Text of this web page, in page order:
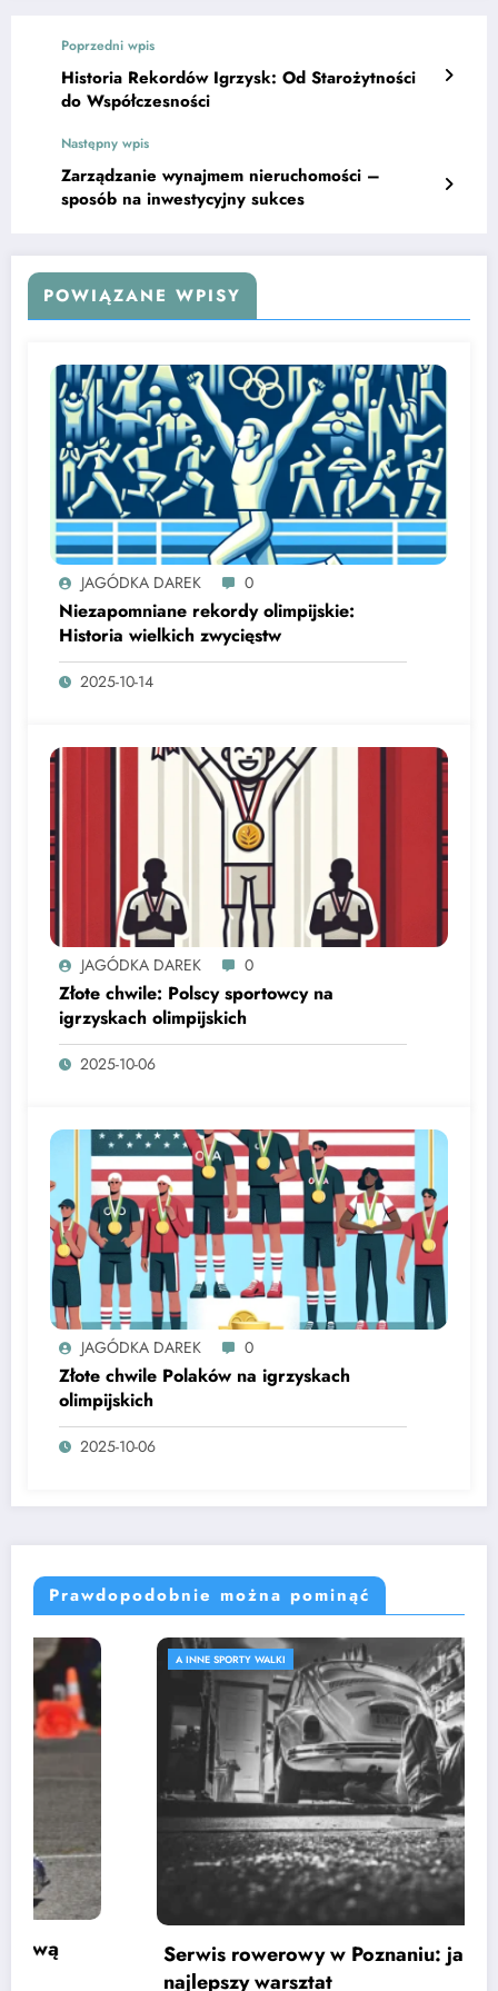
Poprzedni wpis
Historia Rekordów Igrzysk: Od Starożytności
do Współczesności
Następny wpis
Zarządzanie wynajmem nieruchomości –
sposób na inwestycyjny sukces
POWIĄZANE WPISY
JAGÓDKA DAREK 0
Niezapomniane rekordy olimpijskie:
Historia wielkich zwycięstw
2025-10-14
JAGÓDKA DAREK 0
Złote chwile: Polscy sportowcy na
igrzyskach olimpijskich
2025-10-06
JAGÓDKA DAREK 0
Złote chwile Polaków na igrzyskach
olimpijskich
2025-10-06
Prawdopodobnie można pominąć
A INNE SPORTY WALKI
Serwis rowerowy w Poznaniu: jak wybrać
najlepszy warsztat